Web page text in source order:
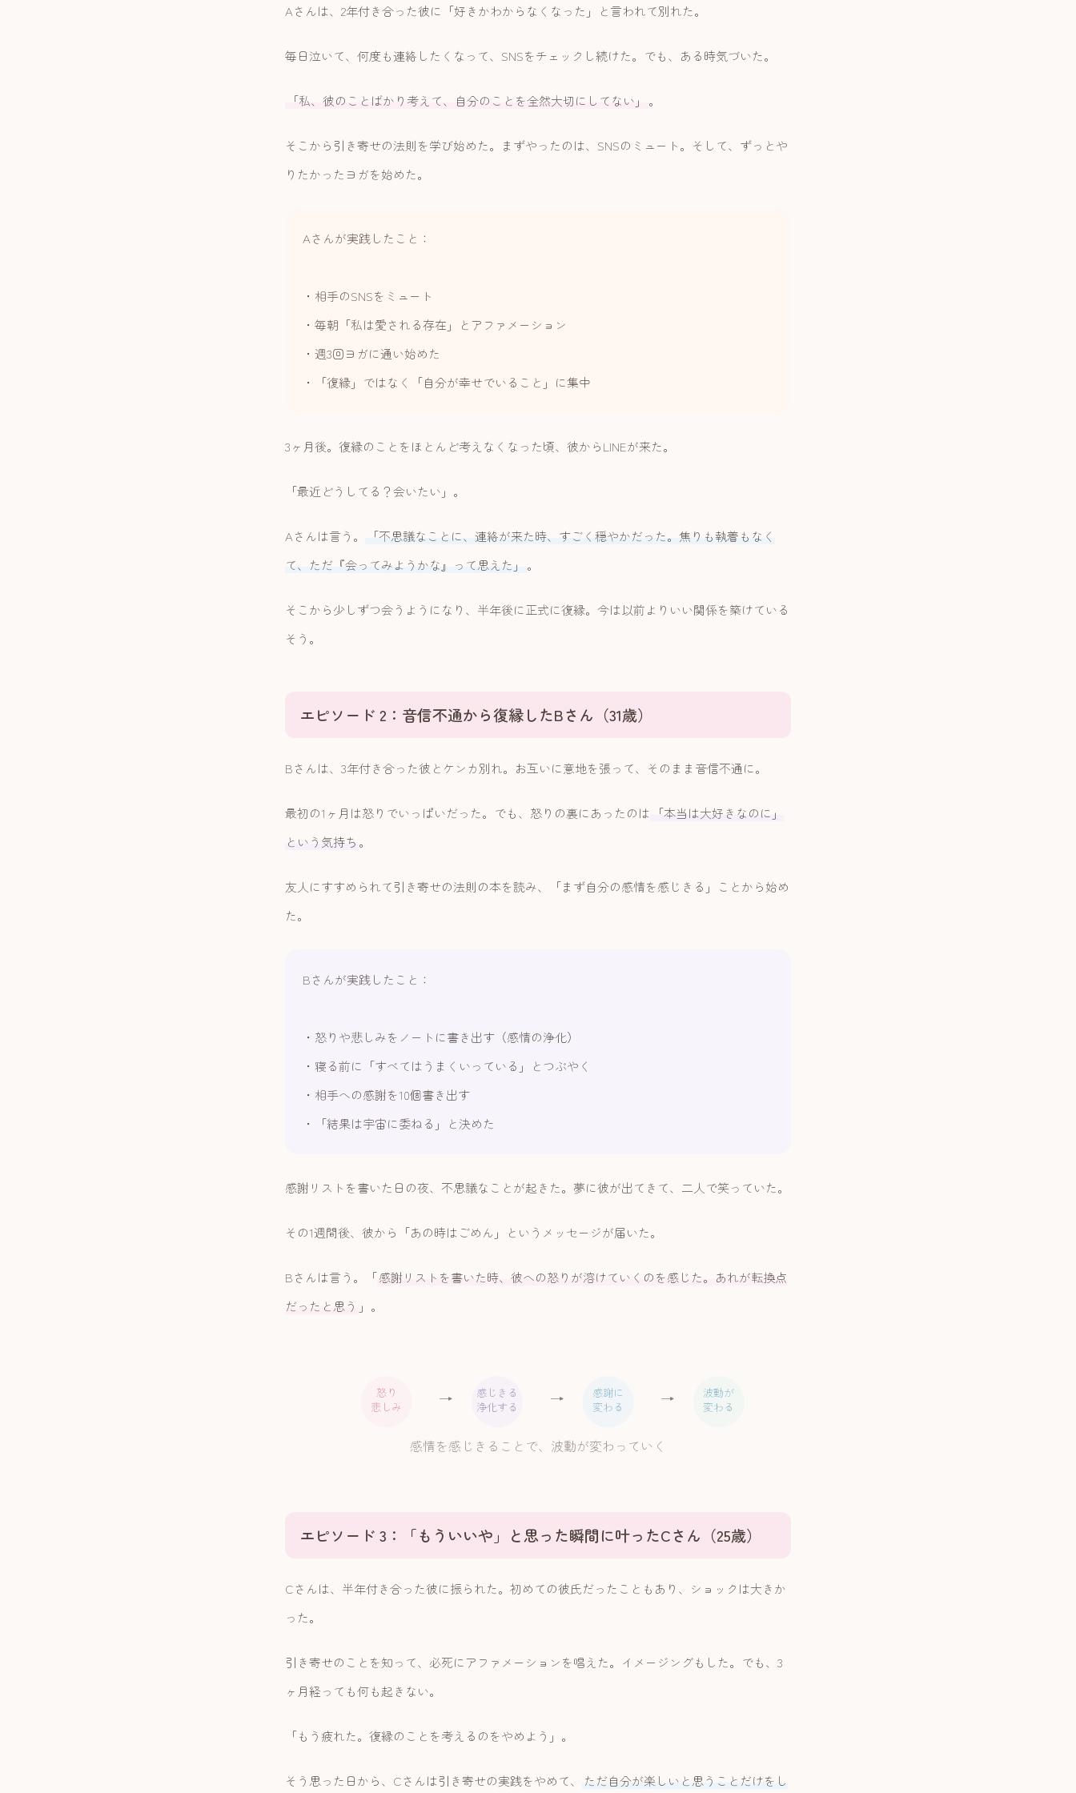
Aさんは、2年付き合った彼に「好きかわからなくなった」と言われて別れた。
毎日泣いて、何度も連絡したくなって、SNSをチェックし続けた。でも、ある時気づいた。
「私、彼のことばかり考えて、自分のことを全然大切にしてない」 。
そこから引き寄せの法則を学び始めた。まずやったのは、SNSのミュート。そして、ずっとや
りたかったヨガを始めた。
Aさんが実践したこと：
・相手のSNSをミュート
・毎朝「私は愛される存在」とアファメーション
・週3回ヨガに通い始めた
・「復縁」ではなく「自分が幸せでいること」に集中
3ヶ月後。復縁のことをほとんど考えなくなった頃、彼からLINEが来た。
「最近どうしてる？会いたい」。
Aさんは言う。
「不思議なことに、連絡が来た時、すごく穏やかだった。焦りも執着もなく
て、ただ『会ってみようかな』って思えた」
。
そこから少しずつ会うようになり、半年後に正式に復縁。今は以前よりいい関係を築けている
そう。
エピソード 2：音信不通から復縁したBさん（31歳）
Bさんは、3年付き合った彼とケンカ別れ。お互いに意地を張って、そのまま音信不通に。
最初の1ヶ月は怒りでいっぱいだった。でも、怒りの裏にあったのは
「本当は大好きなのに」
という気持ち 。
友人にすすめられて引き寄せの法則の本を読み、「まず自分の感情を感じきる」ことから始め
た。
Bさんが実践したこと：
・怒りや悲しみをノートに書き出す（感情の浄化）
・寝る前に「すべてはうまくいっている」とつぶやく
・相手への感謝を10個書き出す
・「結果は宇宙に委ねる」と決めた
感謝リストを書いた日の夜、不思議なことが起きた。夢に彼が出てきて、二人で笑っていた。
その1週間後、彼から「あの時はごめん」というメッセージが届いた。
Bさんは言う。「感謝リストを書いた時、彼への怒りが溶けていくのを感じた。あれが転換点
だったと思う 」。
怒り
悲しみ
→
感じきる
浄化する
→
感謝に
変わる
→
波動が
変わる
感情を感じきることで、波動が変わっていく
エピソード 3：「もういいや」と思った瞬間に叶ったCさん（25歳）
Cさんは、半年付き合った彼に振られた。初めての彼氏だったこともあり、ショックは大きか
った。
引き寄せのことを知って、必死にアファメーションを唱えた。イメージングもした。でも、3
ヶ月経っても何も起きない。
「もう疲れた。復縁のことを考えるのをやめよう」。
そう思った日から、Cさんは引き寄せの実践をやめて、 ただ自分が楽しいと思うことだけをし